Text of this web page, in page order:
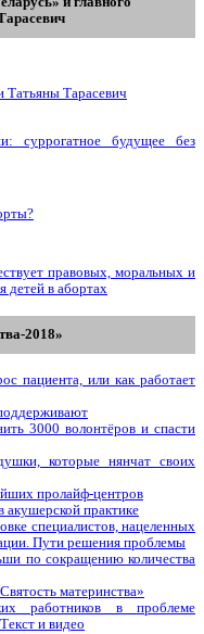
Татьяны Тарасевич
суррогатное будущее без
правовых, моральных и
детей в абортах
2018»
пациента, или как работает
3000 волонтёров и спасти
которые нянчат своих
пролайф-центров
акушерской практике
специалистов, нацеленных
Пути решения проблемы
по сокращению количества
материнства»
работников в проблеме
и видео